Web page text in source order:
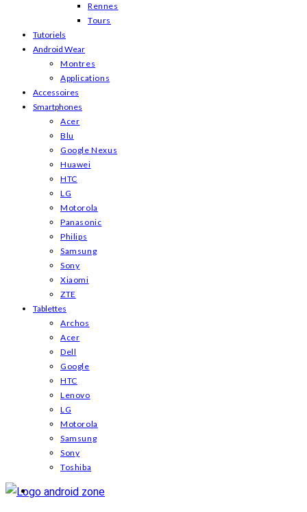
Rennes
Tours
Tutoriels
Android Wear
Montres
Applications
Accessoires
Smartphones
Acer
Blu
Google Nexus
Huawei
HTC
LG
Motorola
Panasonic
Philips
Samsung
Sony
Xiaomi
ZTE
Tablettes
Archos
Acer
Dell
Google
HTC
Lenovo
LG
Motorola
Samsung
Sony
Toshiba